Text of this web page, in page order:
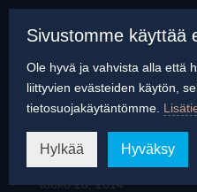
touko 28, 2014
Sivustomme käyttää
Ole hyvä ja vahvista alla että
liittyvien evästeiden käytön,
tietosuojakäytäntömme.
Hylkää Hyväksy